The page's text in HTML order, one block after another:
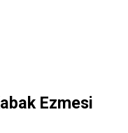
Ezmesi